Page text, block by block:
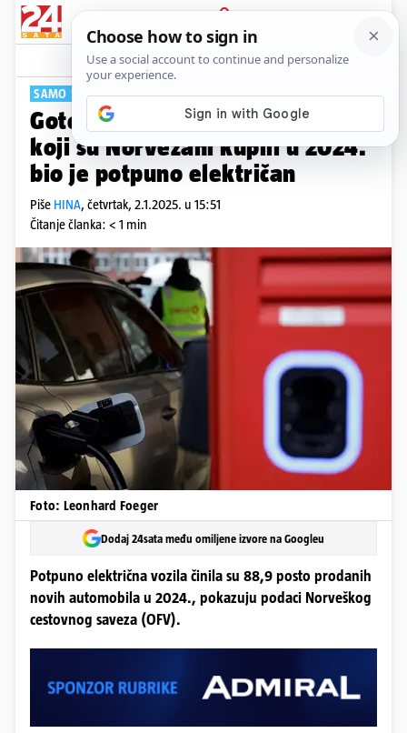
PRIJAVA
Tech Komentari
SAMO STRUJA
Gotovo svaki novi automobil
koji su Norvežani kupili u 2024.
bio je potpuno električan
Piše HINA, četvrtak, 2.1.2025. u 15:51
Čitanje članka: < 1 min
Foto: Leonhard Foeger
Dodaj 24sata među omiljene izvore na Googleu
Potpuno električna vozila činila su 88,9 posto prodanih
novih automobila u 2024., pokazuju podaci Norveškog
cestovnog saveza (OFV).